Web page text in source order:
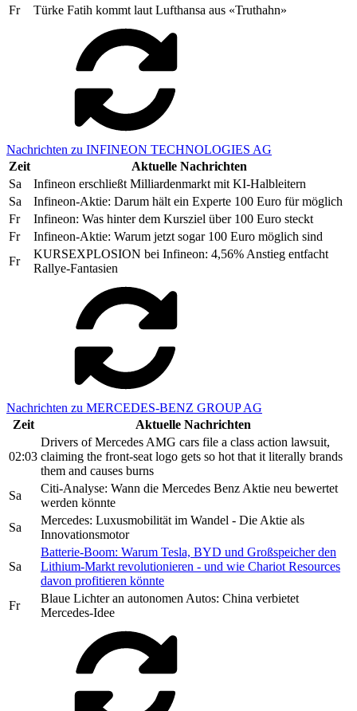
Fr
Türke Fatih kommt laut Lufthansa aus «Truthahn»
Nachrichten zu INFINEON TECHNOLOGIES AG
Zeit
Aktuelle Nachrichten
Sa
Infineon erschließt Milliardenmarkt mit KI-Halbleitern
Sa
Infineon-Aktie: Darum hält ein Experte 100 Euro für möglich
Fr
Infineon: Was hinter dem Kursziel über 100 Euro steckt
Fr
Infineon-Aktie: Warum jetzt sogar 100 Euro möglich sind
Fr
KURSEXPLOSION bei Infineon: 4,56% Anstieg entfacht
Rallye-Fantasien
Nachrichten zu MERCEDES-BENZ GROUP AG
Zeit
Aktuelle Nachrichten
02:03
Drivers of Mercedes AMG cars file a class action lawsuit,
claiming the front-seat logo gets so hot that it literally brands
them and causes burns
Sa
Citi-Analyse: Wann die Mercedes Benz Aktie neu bewertet
werden könnte
Sa
Mercedes: Luxusmobilität im Wandel - Die Aktie als
Innovationsmotor
Sa
Batterie-Boom: Warum Tesla, BYD und Großspeicher den
Lithium-Markt revolutionieren - und wie Chariot Resources
davon profitieren könnte
Fr
Blaue Lichter an autonomen Autos: China verbietet
Mercedes-Idee